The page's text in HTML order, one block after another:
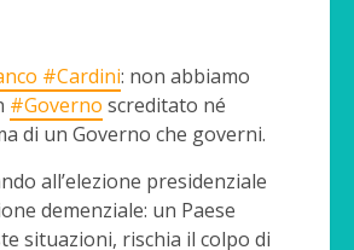
#Cardini: non abbiamo
#Governo screditato né
di un Governo che governi.
all’elezione presidenziale
demenziale: un Paese
situazioni, rischia il colpo di